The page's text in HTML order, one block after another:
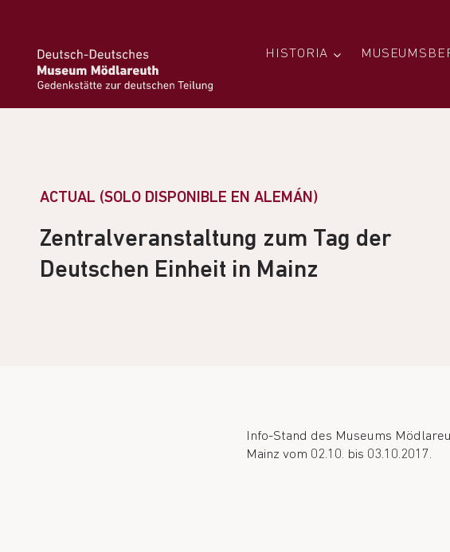
HISTORIA
ACTUAL (SOLO DISPONIBLE EN ALEMÁN)
Zentralveranstaltung zum Tag der
Deutschen Einheit in Mainz
Info-Stand des Museums
Mainz vom 02.10. bis 03.10.2017.